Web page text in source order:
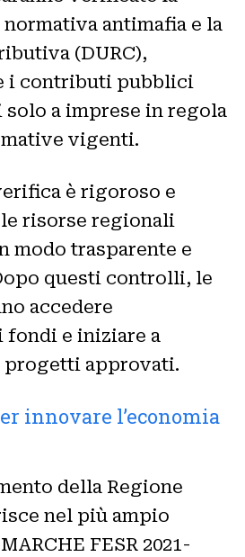
antimafia e la
(DURC),
i contributi pubblici
solo a imprese in regola
vigenti.
è rigoroso e
risorse regionali
modo trasparente e
questi controlli, le
accedere
fondi e iniziare a
progetti approvati.
innovare l’economia
della Regione
nel più ampio
FESR 2021-